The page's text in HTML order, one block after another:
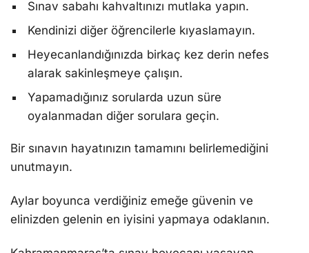
Sınav sabahı kahvaltınızı mutlaka yapın.
Kendinizi diğer öğrencilerle kıyaslamayın.
Heyecanlandığınızda birkaç kez derin nefes
alarak sakinleşmeye çalışın.
Yapamadığınız sorularda uzun süre
oyalanmadan diğer sorulara geçin.
Bir sınavın hayatınızın tamamını belirlemediğini
unutmayın.
Aylar boyunca verdiğiniz emeğe güvenin ve
elinizden gelenin en iyisini yapmaya odaklanın.